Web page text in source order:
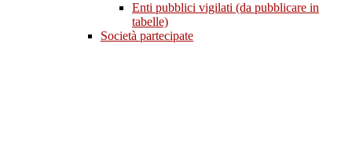
Enti pubblici vigilati (da pubblicare in
tabelle)
Società partecipate